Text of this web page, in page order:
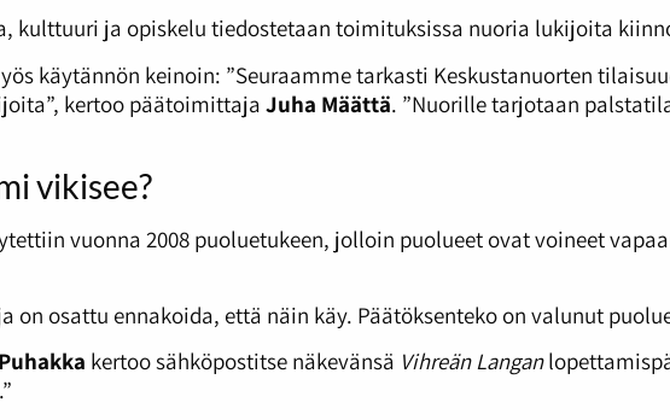
kulttuuri ja opiskelu tiedostetaan toimituksissa nuoria lukijoita
käytännön keinoin: ”Seuraamme tarkasti Keskustanuorten
kertoo päätoimittaja Juha Määttä. ”Nuorille tarjotaan
vikisee?
vuonna 2008 puoluetukeen, jolloin puolueet ovat voineet
on osattu ennakoida, että näin käy. Päätöksenteko on valunut
kertoo sähköpostitse näkevänsä Vihreän Langan